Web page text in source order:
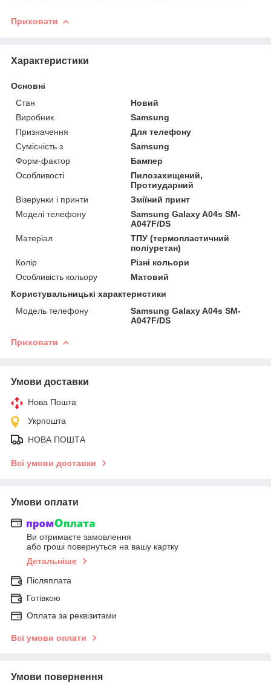
Приховати
Характеристики
Основні
Стан
Новий
Виробник
Samsung
Призначення
Для телефону
Сумісність з
Samsung
Форм-фактор
Бампер
Особливості
Пилозахищений,
Протиударний
Візерунки і принти
Зміїний принт
Моделі телефону
Samsung Galaxy A04s SM-
A047F/DS
Матеріал
ТПУ (термопластичний
поліуретан)
Колір
Різні кольори
Особливість кольору
Матовий
Користувальницькі характеристики
Модель телефону
Samsung Galaxy A04s SM-
A047F/DS
Приховати
Умови доставки
Нова Пошта
Укрпошта
НОВА ПОШТА
Всі умови доставки
Умови оплати
Ви отримаєте замовлення
або гроші повернуться на вашу картку
Детальніше
Післяплата
Готівкою
Оплата за реквізитами
Всі умови оплати
Умови повернення